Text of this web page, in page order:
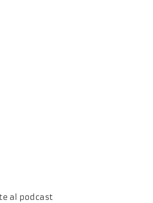
al podcast